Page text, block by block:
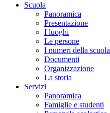
Scuola
Panoramica
Presentazione
I luoghi
Le persone
I numeri della scuola
Documenti
Organizzazione
La storia
Servizi
Panoramica
Famiglie e studenti